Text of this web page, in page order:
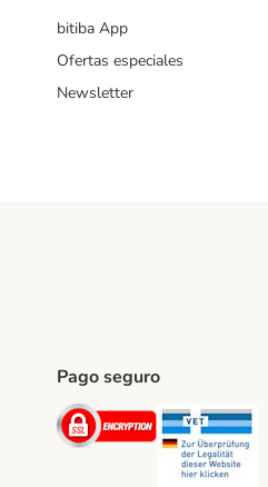
bitiba App
Ofertas especiales
Newsletter
Method
Pago seguro
Security